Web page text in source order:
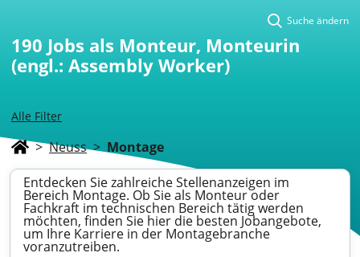
Alle Filter
Suche ändern
190 Jobs als Monteur, Monteurin
(engl.: Assembly Worker)
> Neuss > Montage
Entdecken Sie zahlreiche Stellenanzeigen im
Bereich Montage. Ob Sie als Monteur oder
Fachkraft im technischen Bereich tätig werden
möchten, finden Sie hier die besten Jobangebote,
um Ihre Karriere in der Montagebranche
voranzutreiben.